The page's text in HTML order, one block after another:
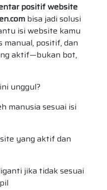
positif website
bisa jadi solusi
isi website kamu
positif, dan
aktif—bukan bot,
unggul?
manusia sesuai isi
yang aktif dan
jika tidak sesuai